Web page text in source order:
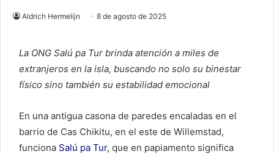
Aldrich Hermelijn 8 de agosto de 2025
La ONG Salú pa Tur brinda atención a miles de
extranjeros en la isla, buscando no solo su binestar
físico sino también su estabilidad emocional
En una antigua casona de paredes encaladas en el
barrio de Cas Chikitu, en el este de Willemstad,
funciona Salú pa Tur, que en papiamento significa